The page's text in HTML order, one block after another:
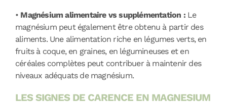
• Magnésium alimentaire vs supplémentation :Le
magnésium peut également être obtenu à partir des
aliments. Une alimentation riche en légumes verts, en
fruits à coque, en graines, en légumineuses et en
céréales complètes peut contribuer à maintenir des
niveaux adéquats de magnésium.
LES SIGNES DE CARENCE EN MAGNESIUM